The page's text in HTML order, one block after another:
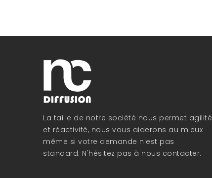
La taille de notre société nous permet agilité
et réactivité, nous vous aiderons au mieux
même si votre demande n'est pas
standard. N'hésitez pas à nous contacter.